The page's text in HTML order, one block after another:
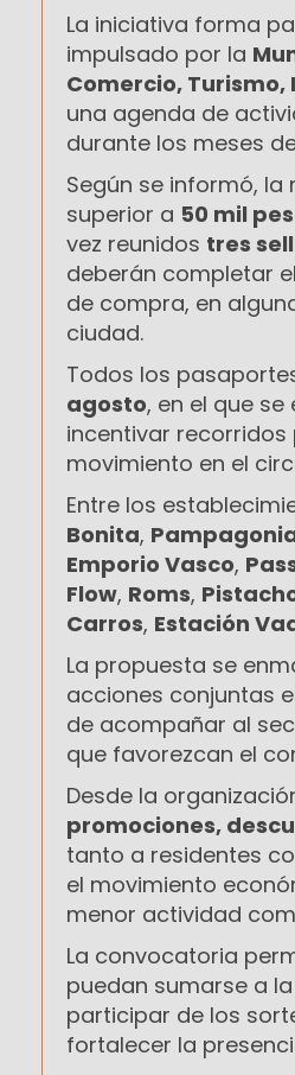
La iniciativa forma
impulsado por la
Comercio,
una agenda de
durante los meses
Según se informó,
superior a 50 mil
vez reunidos tres
deberán completar
de compra, en
ciudad.
Todos los
agosto, en el que
incentivar
movimiento en el
Entre los
Bonita,
Emporio Vasco,
Flow, Roms,
Carros, Estación
La propuesta se
acciones conjuntas
de acompañar al
que favorezcan el
Desde la
promociones,
tanto a residentes
el movimiento
menor actividad
La convocatoria
puedan sumarse a
participar de los
fortalecer la